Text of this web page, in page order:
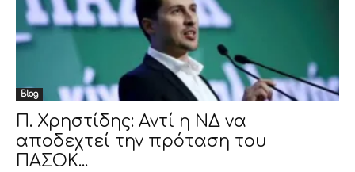
Blog
Π. Χρηστίδης: Αντί η ΝΔ να
αποδεχτεί την πρόταση του
ΠΑΣΟΚ...